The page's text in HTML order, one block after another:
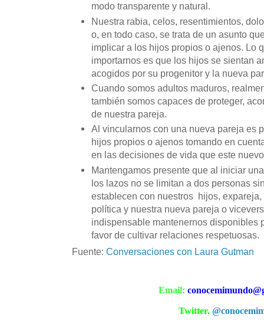
modo transparente y natural.
Nuestra rabia, celos, resentimientos,
o, en todo caso, se trata de un asunto
implicar a los hijos propios o ajenos. Lo
importarnos es que los hijos se sientan
acogidos por su progenitor y la nueva
Cuando somos adultos maduros,
también somos capaces de proteger,
de nuestra pareja.
Al vincularnos con una nueva pareja es
hijos propios o ajenos tomando en
en las decisiones de vida que este
Mantengamos presente que al iniciar
los lazos no se limitan a dos personas
establecen con nuestros hijos,
política y nuestra nueva pareja o
indispensable mantenernos disponibles
favor de cultivar relaciones respetuosas.
Fuente: Conversaciones con Laura Gutman
Email:
Twitter.